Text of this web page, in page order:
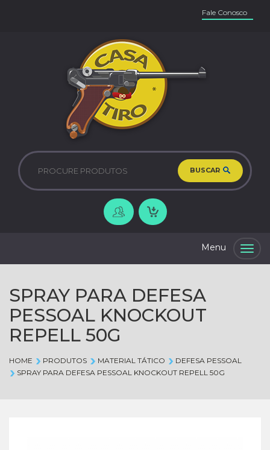
Fale Conosco
BUSCAR
SPRAY PARA DEFESA
PESSOAL KNOCKOUT
REPELL 50G
HOME PRODUTOS MATERIAL TÁTICO
DEFESA PESSOAL
SPRAY PARA DEFESA PESSOAL KNOCKOUT REPELL 50G